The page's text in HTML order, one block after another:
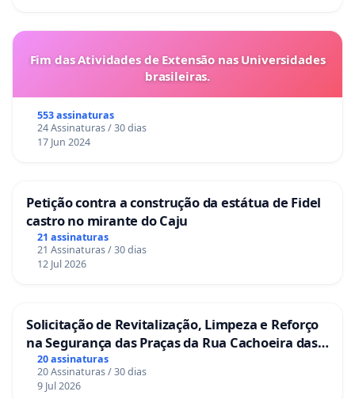
Fim das Atividades de Extensão nas Universidades
brasileiras.
553 assinaturas
24 Assinaturas / 30 dias
17 Jun 2024
Petição contra a construção da estátua de Fidel
castro no mirante do Caju
21 assinaturas
21 Assinaturas / 30 dias
12 Jul 2026
Solicitação de Revitalização, Limpeza e Reforço
na Segurança das Praças da Rua Cachoeira das
Sete Ilhas
20 assinaturas
20 Assinaturas / 30 dias
9 Jul 2026